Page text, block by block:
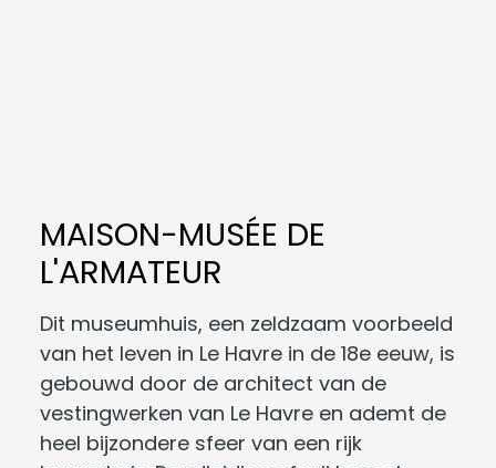
MAISON-MUSÉE DE
L'ARMATEUR
Dit museumhuis, een zeldzaam voorbeeld
van het leven in Le Havre in de 18e eeuw, is
gebouwd door de architect van de
vestingwerken van Le Havre en ademt de
heel bijzondere sfeer van een rijk